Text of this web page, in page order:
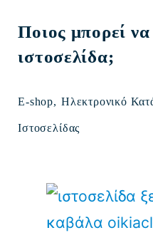
Ποιος μπορεί
ιστοσελίδα;
E-shop, Ηλεκτρονικό
Ιστοσελίδας